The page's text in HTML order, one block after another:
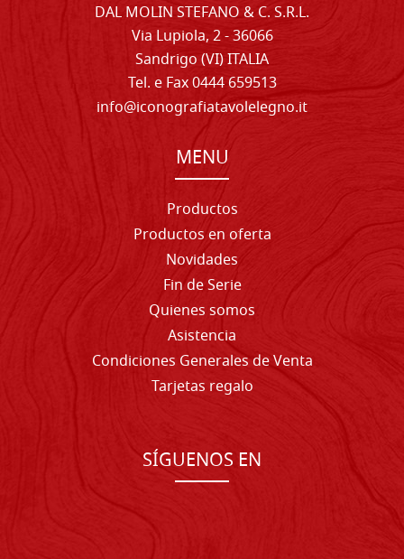
DAL MOLIN STEFANO & C. S.R.L.
Via Lupiola, 2 - 36066
Sandrigo (VI) ITALIA
Tel. e Fax 0444 659513
info@iconografiatavolelegno.it
MENU
Productos
Productos en oferta
Novidades
Fin de Serie
Quienes somos
Asistencia
Condiciones Generales de Venta
Tarjetas regalo
SÍGUENOS EN